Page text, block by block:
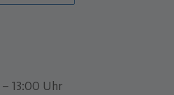
13:00 Uhr